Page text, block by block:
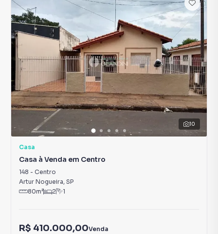
10
Casa
Casa à Venda em Centro
148 - Centro
Artur Nogueira, SP
80m² 2 1
R$ 410.000,00Venda